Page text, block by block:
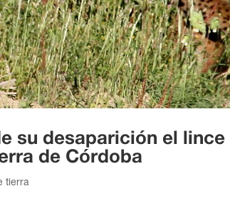
su desaparición el
de Córdoba
tierra